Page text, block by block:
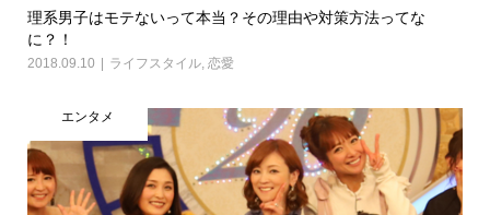
理系男子はモテないって本当？その理由や対策方法ってな
に？！
2018.09.10 ライフスタイル, 恋愛
エンタメ